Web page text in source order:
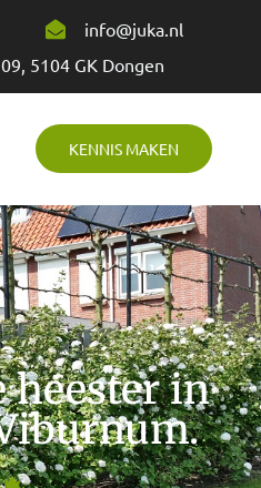
info@juka.nl
5104 GK Dongen
KENNIS MAKEN
heester in